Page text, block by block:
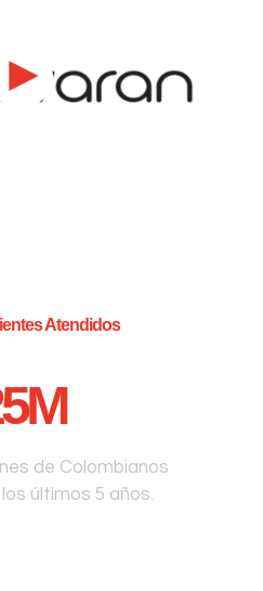
Atendidos
M
de Colombianos
últimos 5 años.